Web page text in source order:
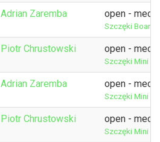
Adrian Zaremba open - mecz
Szczęki Board
Piotr Chrustowski open - mecz
Szczęki Mini
Adrian Zaremba open - mecz
Szczęki Mini
Piotr Chrustowski open - mecz
Szczęki Mini